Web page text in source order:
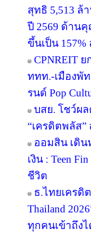
สุทธิ 5,513 ล้
ปี 2569 ด้าน
ขึ้นเป็น
CPNREIT
ททท.-เมืองพั
รนด์ Pop
บสย. โชว์ผ
“เครดิตพลัส
ออมสิน เดิน
เงิน : Teen
ชีวิต
ธ.ไทยเครดิ
Thailand
ทุกคนเข้าถึงไ